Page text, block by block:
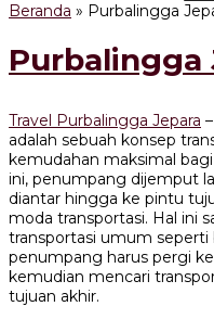
Beranda » Purbalingga
Purbalingga
Travel Purbalingga Jepara
adalah sebuah konsep
kemudahan maksimal
ini, penumpang dijemput
diantar hingga ke pintu
moda transportasi. Hal ini
transportasi umum seperti
penumpang harus pergi
kemudian mencari
tujuan akhir.